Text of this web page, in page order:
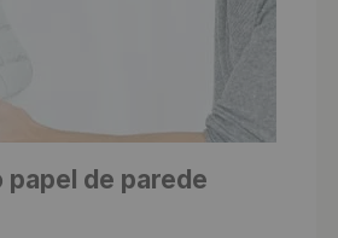
papel de parede